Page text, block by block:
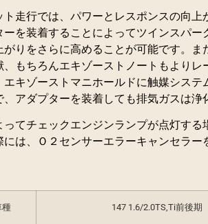
走行では、パワーとレスポンスの向上
ーを装着することによってツインスパー
がりをさらに高めることが可能です。ま
、もちろんエキゾーストノートもよりレ
エキゾーストマニホールドに触媒システ
、アダプターを装着しても排気ガスは浄
てチェックエンジンランプが点灯する
には、Ｏ２センサーエラーキャンセラー
種 147 1.6/2.0TS,Ti前後期